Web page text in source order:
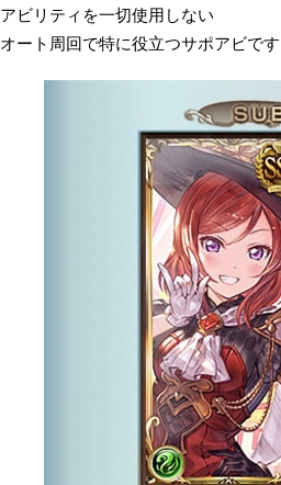
アビリティを一切使用しない
オート周回で特に役立つサポアビで